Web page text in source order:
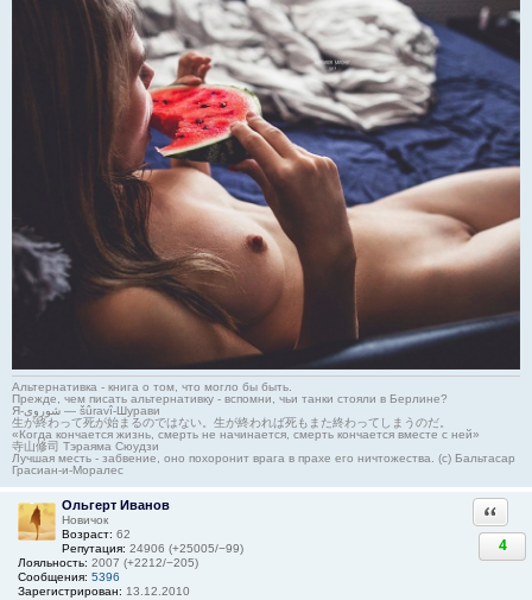
Альтернативка - книга о том, что могло бы быть.
Прежде, чем писать альтернативку - вспомни, чьи танки стояли в Берлине?
Я-شوروی — šûravî-Шурави
生が終わって死が始まるのではない。生が終われば死もまた終わってしまうのだ。
«Когда кончается жизнь, смерть не начинается, смерть кончается вместе с ней»
寺山修司 Тэраяма Сюудзи
Лучшая месть - забвение, оно похоронит врага в прахе его ничтожества. (с) Бальтасар
Грасиан-и-Моралес
Ольгерт Иванов
Новичок
Возраст: 62
Репутация: 24906 (+25005/−99)
Лояльность: 2007 (+2212/−205)
Сообщения: 5396
Зарегистрирован: 13.12.2010
4